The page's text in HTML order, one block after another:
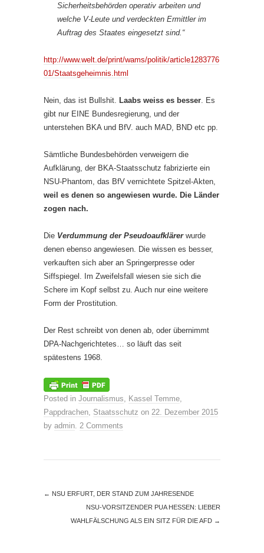
Sicherheitsbehörden operativ arbeiten und
welche V-Leute und verdeckten Ermittler im
Auftrag des Staates eingesetzt sind.“
http://www.welt.de/print/wams/politik/article1283776
01/Staatsgeheimnis.html
Nein, das ist Bullshit. Laabs weiss es besser . Es
gibt nur EINE Bundesregierung, und der
unterstehen BKA und BfV. auch MAD, BND etc pp.
Sämtliche Bundesbehörden verweigern die
Aufklärung, der BKA-Staatsschutz fabrizierte ein
NSU-Phantom, das BfV vernichtete Spitzel-Akten,
weil es denen so angewiesen wurde. Die Länder
zogen nach.
Die Verdummung der Pseudoaufklärer wurde
denen ebenso angewiesen. Die wissen es besser,
verkauften sich aber an Springerpresse oder
Siffspiegel. Im Zweifelsfall wiesen sie sich die
Schere im Kopf selbst zu. Auch nur eine weitere
Form der Prostitution.
Der Rest schreibt von denen ab, oder übernimmt
DPA-Nachgerichtetes… so läuft das seit
spätestens 1968.
Posted in Journalismus, Kassel Temme,
Pappdrachen, Staatsschutz on 22. Dezember 2015
by admin. 2 Comments
← NSU ERFURT, DER STAND ZUM JAHRESENDE
NSU-VORSITZENDER PUA HESSEN: LIEBER
WAHLFÄLSCHUNG ALS EIN SITZ FÜR DIE AFD →